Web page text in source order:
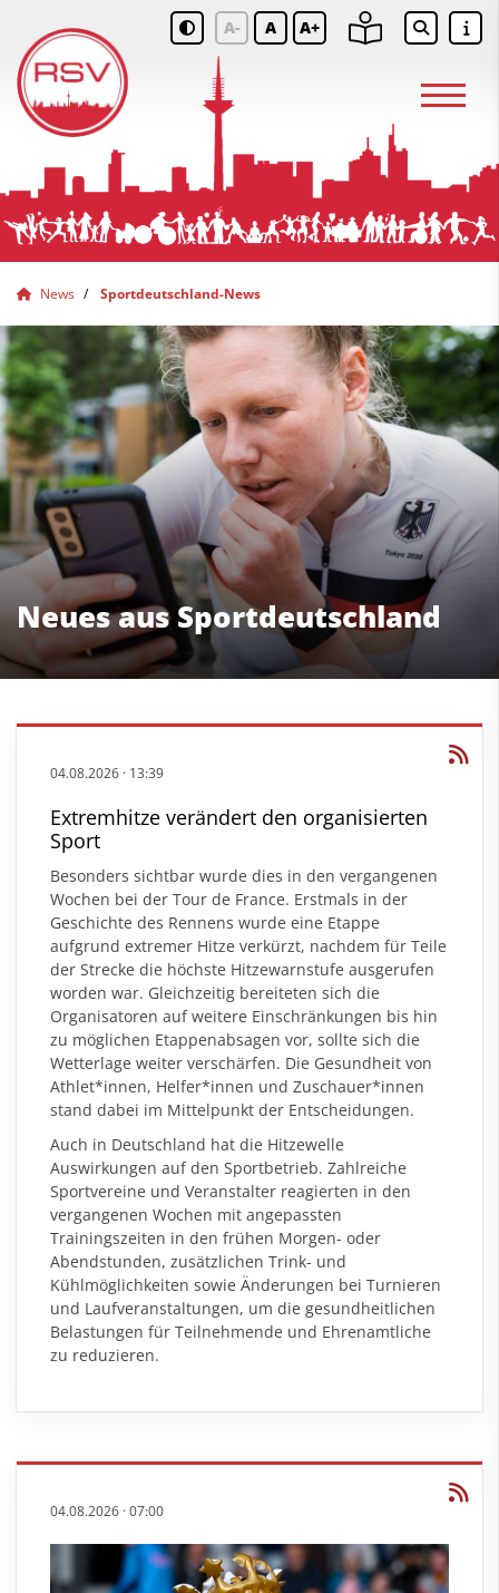
A- A A+
News Sportdeutschland-News
Neues aus Sportdeutschland
04.08.2026 · 13:39
Extremhitze verändert den organisierten
Sport
Besonders sichtbar wurde dies in den vergangenen
Wochen bei der Tour de France. Erstmals in der
Geschichte des Rennens wurde eine Etappe
aufgrund extremer Hitze verkürzt, nachdem für Teile
der Strecke die höchste Hitzewarnstufe ausgerufen
worden war. Gleichzeitig bereiteten sich die
Organisatoren auf weitere Einschränkungen bis hin
zu möglichen Etappenabsagen vor, sollte sich die
Wetterlage weiter verschärfen. Die Gesundheit von
Athlet*innen, Helfer*innen und Zuschauer*innen
stand dabei im Mittelpunkt der Entscheidungen.
Auch in Deutschland hat die Hitzewelle
Auswirkungen auf den Sportbetrieb. Zahlreiche
Sportvereine und Veranstalter reagierten in den
vergangenen Wochen mit angepassten
Trainingszeiten in den frühen Morgen- oder
Abendstunden, zusätzlichen Trink- und
Kühlmöglichkeiten sowie Änderungen bei Turnieren
und Laufveranstaltungen, um die gesundheitlichen
Belastungen für Teilnehmende und Ehrenamtliche
zu reduzieren.
04.08.2026 ·07:00